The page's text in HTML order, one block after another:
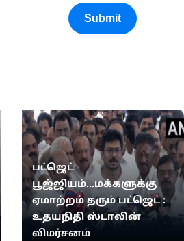
Submit
பட்ஜெட்
பூஜ்ஜியம்...மக்களுக்கு
ஏமாற்றம் தரும் பட்ஜெட் :
உதயநிதி ஸ்டாலின்
விமர்சனம்